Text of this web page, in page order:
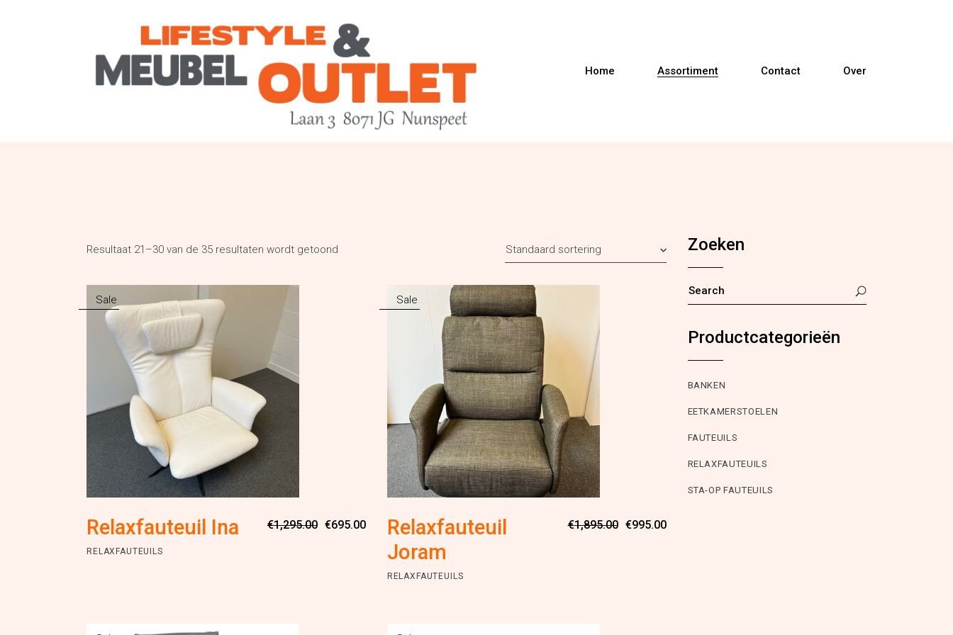
Home Assortiment
Sta-op fauteuils
Contact Over
Resultaat 21–30 van de 35 resultaten wordt getoond Standaard sortering
Sale
Relaxfauteuil Ina €1,295.00
Oorspronkelijke
prijs
€1,295.00.
€695.00Huidige
prijs
€695.00.
RELAXFAUTEUILS
Sale
Relaxfauteuil
Joram
€1,895.00
Oorspronkelijke
prijs
€995.00Huidige
prijs
RELAXFAUTEUILS
Zoeken
FOR:
Productcategorieën
BANKEN
EETKAMERSTOELEN
FAUTEUILS
RELAXFAUTEUILS
STA-OP FAUTEUILS